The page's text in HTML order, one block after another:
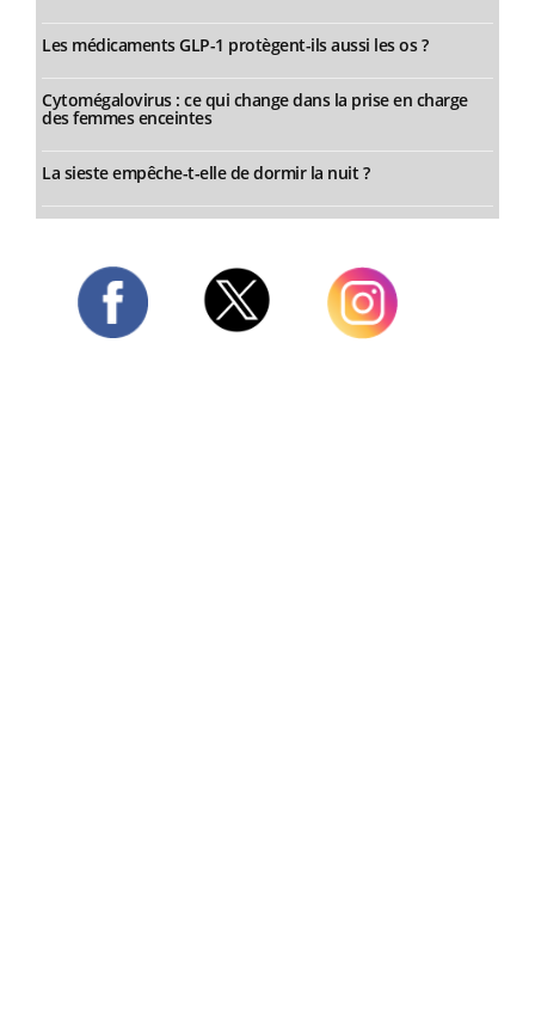
Les médicaments GLP-1 protègent-ils aussi les os ?
Cytomégalovirus : ce qui change dans la prise en charge
des femmes enceintes
La sieste empêche-t-elle de dormir la nuit ?